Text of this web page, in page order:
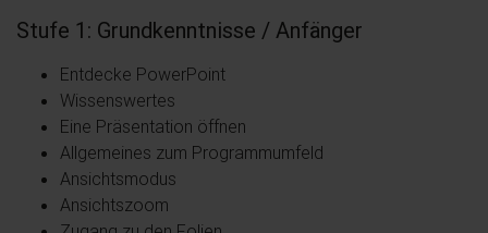
Stufe 1: Grundkenntnisse / Anfänger
Entdecke PowerPoint
Wissenswertes
Eine Präsentation öffnen
Allgemeines zum Programmumfeld
Ansichtsmodus
Ansichtszoom